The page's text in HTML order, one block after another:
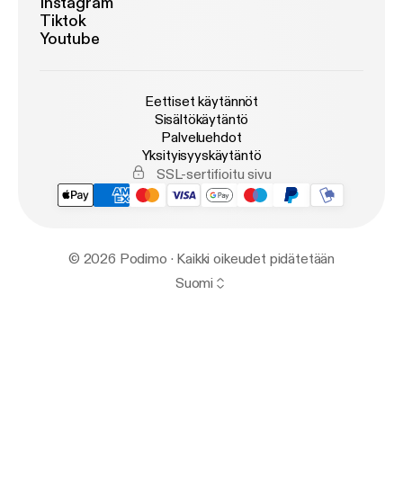
Tiktok
Youtube
Eettiset käytännöt
Sisältökäytäntö
Palveluehdot
Yksityisyyskäytäntö
SSL-sertifioitu sivu
© 2026 Podimo · Kaikki oikeudet pidätetään
Suomi